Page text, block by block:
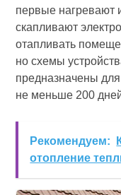
первые нагревают
скапливают
отапливать
но схемы
предназначены для
не меньше 200
Рекомендуем:
отопление